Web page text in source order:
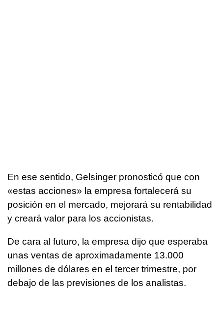
En ese sentido, Gelsinger pronosticó que con
«estas acciones» la empresa fortalecerá su
posición en el mercado, mejorará su rentabilidad
y creará valor para los accionistas.
De cara al futuro, la empresa dijo que esperaba
unas ventas de aproximadamente 13.000
millones de dólares en el tercer trimestre, por
debajo de las previsiones de los analistas.